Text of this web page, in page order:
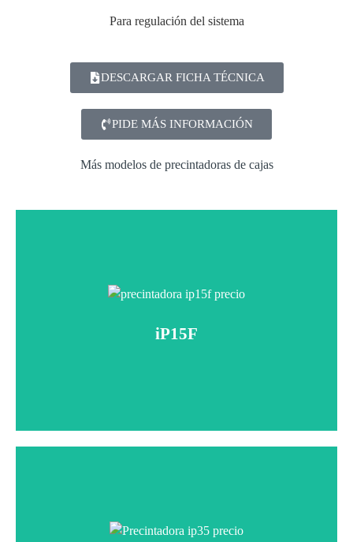
Para regulación del sistema
DESCARGAR FICHA TÉCNICA
PIDE MÁS INFORMACIÓN
Más modelos de precintadoras de cajas
iP15F
Sistema monobloque de formado y precintado.